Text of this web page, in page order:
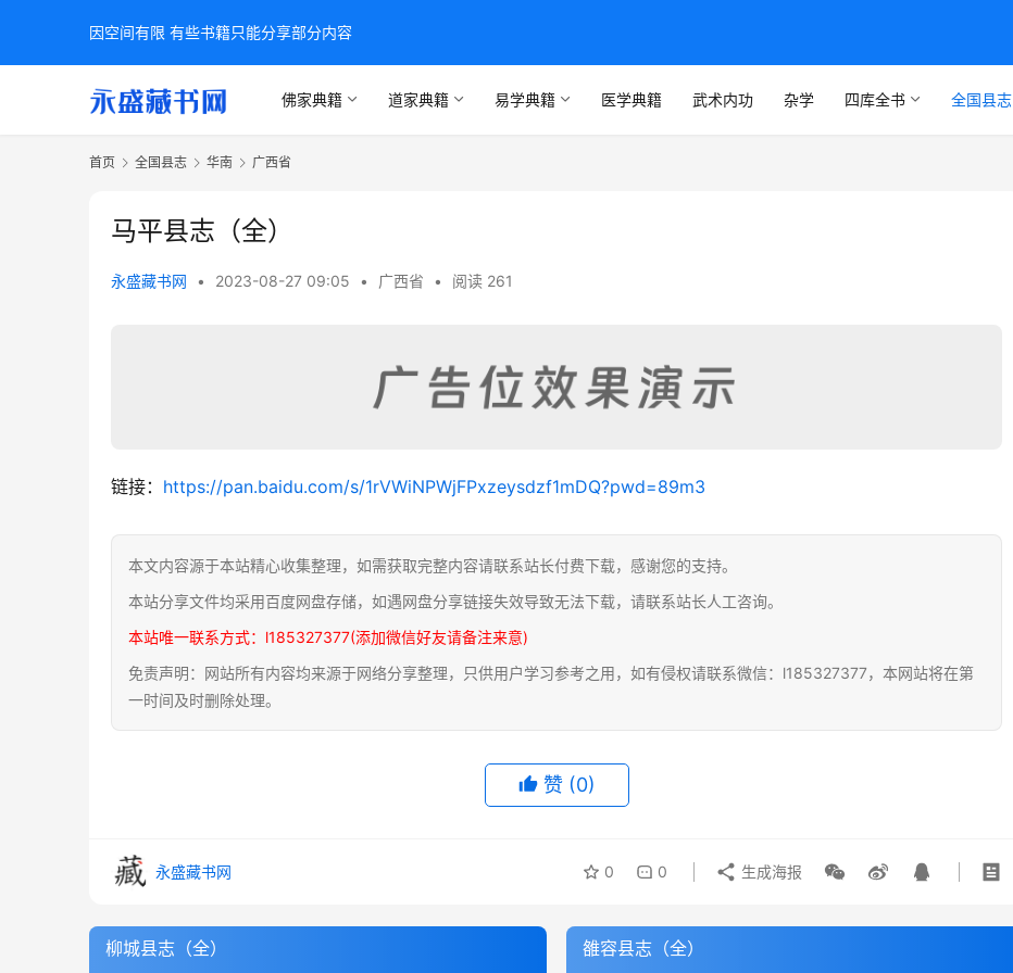
佛家典籍 道家典籍 易学典籍 医学典籍 武术内功 杂学 四库全书 全国县志
首页 全国县志 华南 广西省
马平县志（全）
永盛藏书网 • 2023-08-27 09:05 • 广西省 • 阅读 261
链接： https://pan.baidu.com/s/1rVWiNPWjFPxzeysdzf1mDQ?pwd=89m3
本文内容源于本站精心收集整理，如需获取完整内容请联系站长付费下载，感谢您的支持。
本站分享文件均采用百度网盘存储，如遇网盘分享链接失效导致无法下载，请联系站长人工咨询。
本站唯一联系方式：l185327377(添加微信好友请备注来意)
免责声明：网站所有内容均来源于网络分享整理，只供用户学习参考之用，如有侵权请联系微信：l185327377，本网站将在第
一时间及时删除处理。
赞 (0)
永盛藏书网 0 0 生成海报
柳城县志（全） 雒容县志（全）
因空间有限 有些书籍只能分享部分内容